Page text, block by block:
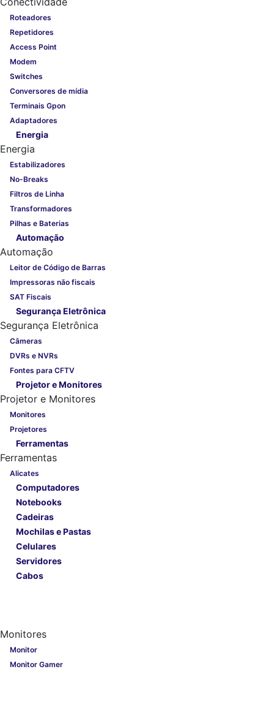
Roteadores
Repetidores
Access Point
Modem
Switches
Conversores de mídia
Terminais Gpon
Adaptadores
Energia
Energia
Estabilizadores
No-Breaks
Filtros de Linha
Transformadores
Pilhas e Baterias
Automação
Automação
Leitor de Código de Barras
Impressoras não fiscais
SAT Fiscais
Segurança Eletrônica
Segurança Eletrônica
Câmeras
DVRs e NVRs
Fontes para CFTV
Projetor e Monitores
Projetor e Monitores
Monitores
Projetores
Ferramentas
Ferramentas
Alicates
Computadores
Notebooks
Cadeiras
Mochilas e Pastas
Celulares
Servidores
Cabos
Monitores
Monitor
Monitor Gamer